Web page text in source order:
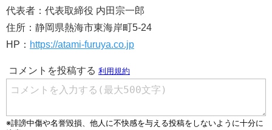
代表者：代表取締役 内田宗一郎
住所：静岡県熱海市東海岸町5-24
HP： https://atami-furuya.co.jp